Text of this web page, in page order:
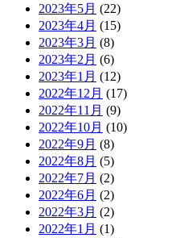
2023年5月 (22)
2023年4月 (15)
2023年3月 (8)
2023年2月 (6)
2023年1月 (12)
2022年12月 (17)
2022年11月 (9)
2022年10月 (10)
2022年9月 (8)
2022年8月 (5)
2022年7月 (2)
2022年6月 (2)
2022年3月 (2)
2022年1月 (1)